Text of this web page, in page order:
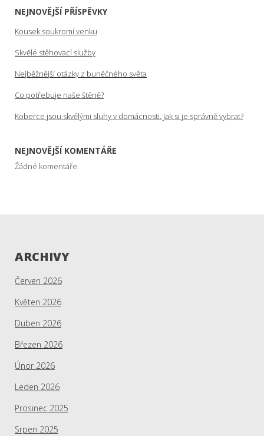
NEJNOVĚJŠÍ PŘÍSPĚVKY
Kousek soukromí venku
Skvělé stěhovací služby
Nejběžnější otázky z buněčného světa
Co potřebuje naše štěně?
Koberce jsou skvělými sluhy v domácnosti. Jak si je správně vybrat?
NEJNOVĚJŠÍ KOMENTÁŘE
Žádné komentáře.
ARCHIVY
Červen 2026
Květen 2026
Duben 2026
Březen 2026
Únor 2026
Leden 2026
Prosinec 2025
Srpen 2025